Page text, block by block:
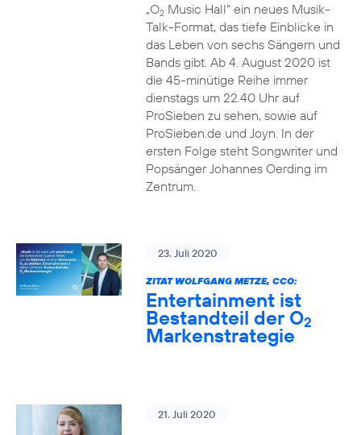
„O2Music Hall“ ein neues Musik-
Talk-Format, das tiefe Einblicke in
das Leben von sechs Sängern und
Bands gibt. Ab 4. August 2020 ist
die 45-minütige Reihe immer
dienstags um 22.40 Uhr auf
ProSieben zu sehen, sowie auf
ProSieben.de und Joyn. In der
ersten Folge steht Songwriter und
Popsänger Johannes Oerding im
Zentrum.
23. Juli 2020
ZITAT WOLFGANG METZE, CCO:
Entertainment ist
Bestandteil der O2
Markenstrategie
21. Juli 2020